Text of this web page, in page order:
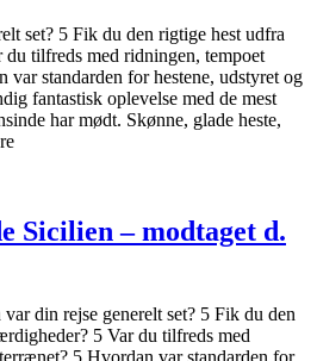
set? 5 Fik du den rigtige hest udfra
tilfreds med ridningen, tempoet
standarden for hestene, udstyret og
fantastisk oplevelse med de mest
har mødt. Skønne, glade heste,
Sicilien – modtaget d.
din rejse generelt set? 5 Fik du den
5 Var du tilfreds med